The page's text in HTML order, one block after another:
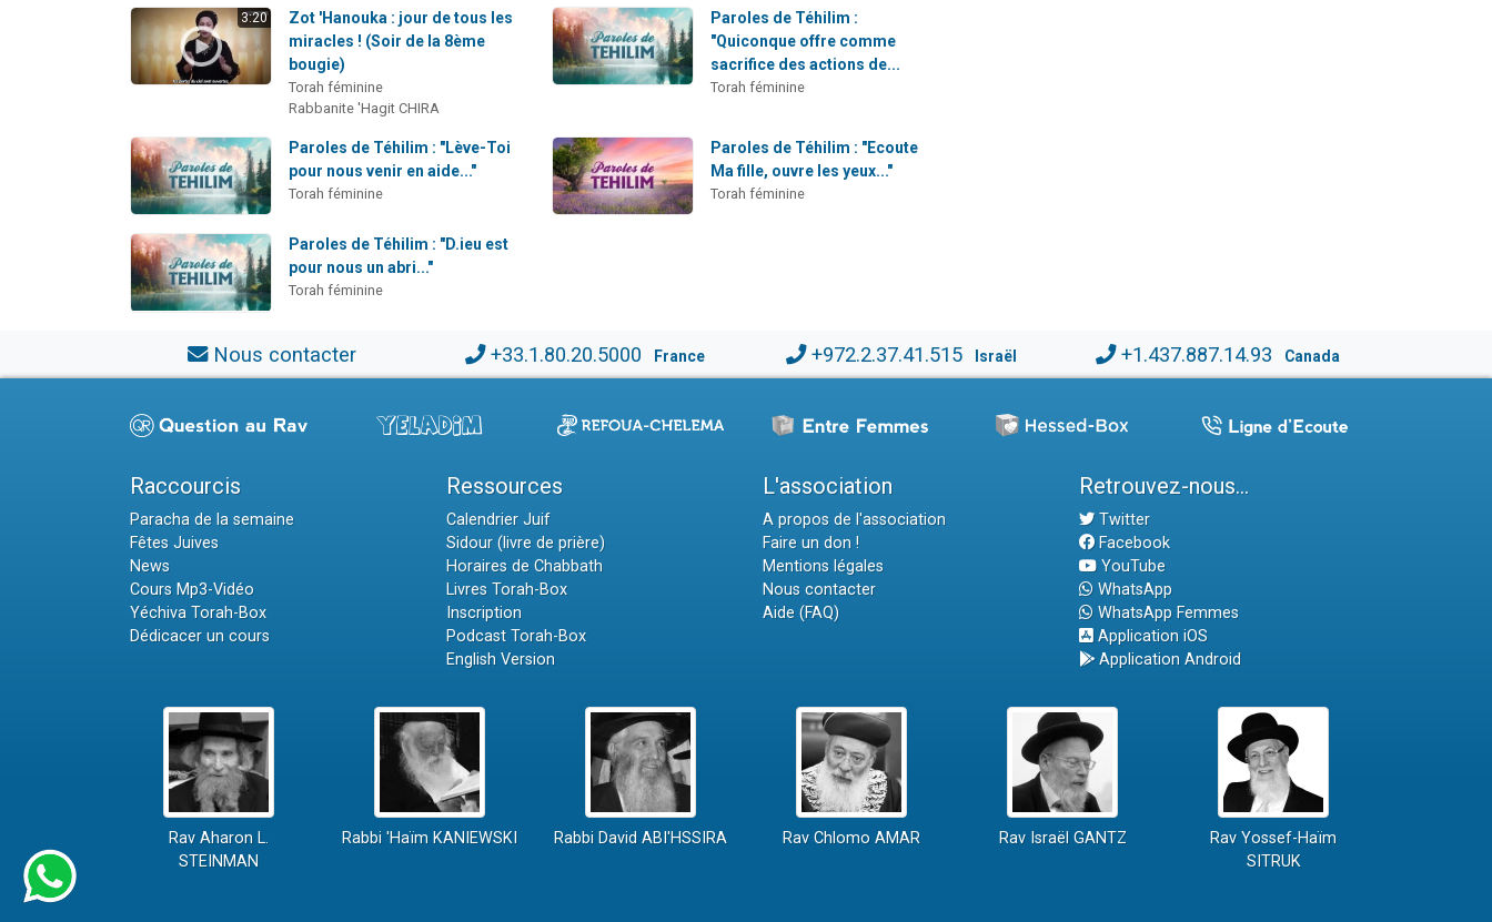
3:20
Zot 'Hanouka : jour de tous les
miracles ! (Soir de la 8ème
bougie)
Torah féminine
Rabbanite 'Hagit CHIRA
Paroles de Téhilim :
"Quiconque offre comme
sacrifice des actions de...
Torah féminine
Paroles de Téhilim : "Lève-Toi
pour nous venir en aide..."
Torah féminine
Paroles de Téhilim : "Ecoute
Ma fille, ouvre les yeux..."
Torah féminine
Paroles de Téhilim : "D.ieu est
pour nous un abri..."
Torah féminine
Nous contacter +33.1.80.20.5000 France +972.2.37.41.515 Israël +1.437.887.14.93 Canada
Raccourcis
Paracha de la semaine
Fêtes Juives
News
Cours Mp3-Vidéo
Yéchiva Torah-Box
Dédicacer un cours
Ressources
Calendrier Juif
Sidour (livre de prière)
Horaires de Chabbath
Livres Torah-Box
Inscription
Podcast Torah-Box
English Version
L'association
A propos de l'association
Faire un don !
Mentions légales
Nous contacter
Aide (FAQ)
Retrouvez-nous...
Twitter
Facebook
YouTube
WhatsApp
WhatsApp Femmes
Application iOS
Application Android
Rav Aharon L.
STEINMAN
Rabbi 'Haïm KANIEWSKI Rabbi David ABI'HSSIRA Rav Chlomo AMAR Rav Israël GANTZ
Rav Yossef-Haïm
SITRUK